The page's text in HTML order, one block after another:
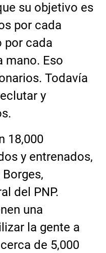
su objetivo es
por cada
por cada
mano. Eso
Todavía
y
18,000
y entrenados,
del PNP.
una
la gente a
de 5,000